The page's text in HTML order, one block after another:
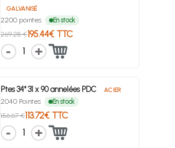
GALVANISÉ
2200 pointes En stock
269.28 €195.44€ TTC
1
Ptes 34° 31 x 90 annelées PDC ACIER
2040 Pointes En stock
156.67 €113.72€ TTC
1